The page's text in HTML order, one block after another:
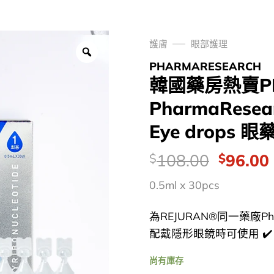
護膚 眼部護理
PHARMARESEARCH
韓國藥房熱賣
Eye drops 眼
價
$108.00
was:
$96.00
0.5ml x 30pcs
為REJURAN®同一藥廠
配戴隱形眼鏡時可使用
尚有庫存